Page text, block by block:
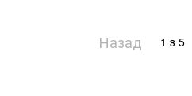
Назад 1 з 5